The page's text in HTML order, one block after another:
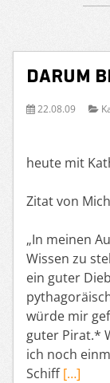
Darum
22.08.09
heute mit
Zitat von
„In meinen
Wissen zu
ein guter
würde mir
guter Pirat.*
ich noch
Schiff[…]